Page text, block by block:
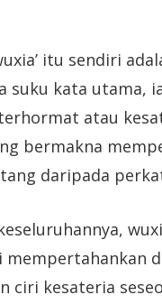
itu sendiri
suku kata utama,
atau
bermakna
daripada
mempertahankan
ciri kesateria